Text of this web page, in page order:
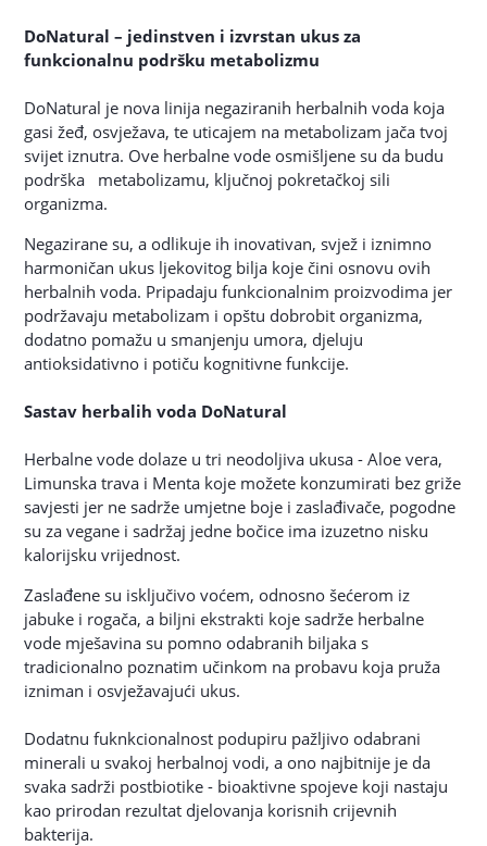
DoNatural – jedinstven i izvrstan ukus za
funkcionalnu podršku metabolizmu
DoNatural je nova linija negaziranih herbalnih voda koja
gasi žeđ, osvježava, te uticajem na metabolizam jača tvoj
svijet iznutra. Ove herbalne vode osmišljene su da budu
podrška metabolizamu, ključnoj pokretačkoj sili
organizma.
Negazirane su, a odlikuje ih inovativan, svjež i iznimno
harmoničan ukus ljekovitog bilja koje čini osnovu ovih
herbalnih voda. Pripadaju funkcionalnim proizvodima jer
podržavaju metabolizam i opštu dobrobit organizma,
dodatno pomažu u smanjenju umora, djeluju
antioksidativno i potiču kognitivne funkcije.
Sastav herbalih voda DoNatural
Herbalne vode dolaze u tri neodoljiva ukusa - Aloe vera,
Limunska trava i Menta koje možete konzumirati bez griže
savjesti jer ne sadrže umjetne boje i zaslađivače, pogodne
su za vegane i sadržaj jedne bočice ima izuzetno nisku
kalorijsku vrijednost.
Zaslađene su isključivo voćem, odnosno šećerom iz
jabuke i rogača, a biljni ekstrakti koje sadrže herbalne
vode mješavina su pomno odabranih biljaka s
tradicionalno poznatim učinkom na probavu koja pruža
izniman i osvježavajući ukus.
Dodatnu fuknkcionalnost podupiru pažljivo odabrani
minerali u svakoj herbalnoj vodi, a ono najbitnije je da
svaka sadrži postbiotike - bioaktivne spojeve koji nastaju
kao prirodan rezultat djelovanja korisnih crijevnih
bakterija.